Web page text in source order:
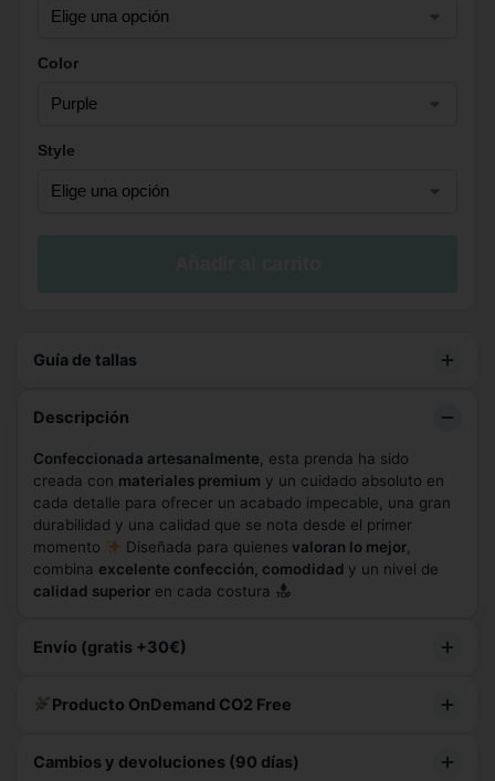
Color
Style
Guía de tallas
Descripción
Confeccionada artesanalmente , esta prenda ha sido
creada con materiales premium y un cuidado absoluto en
cada detalle para ofrecer un acabado impecable, una gran
durabilidad y una calidad que se nota desde el primer
momento
Diseñada para quienes valoran lo mejor
combina excelente confección, comodidad y un nivel de
calidad superior en cada costura
Envío (gratis +30€)
Con2 uds de este producto lo consigues.
Producto OnDemand CO2 Free
On-Demand Fabricación 5-7 días
Cambios y devoluciones (90 días)